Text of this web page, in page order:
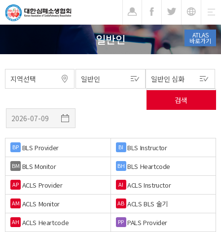
ATLAS
바로가기
일반인
BP BLS Provider BI BLS Instructor
BM BLS Monitor BH BLS Heartcode
AP ACLS Provider AI ACLS Instructor
AM ACLS Monitor AB ACLS BLS 술기
AH ACLS Heartcode PP PALS Provider